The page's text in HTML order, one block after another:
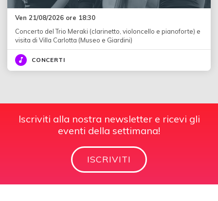
Ven 21/08/2026 ore 18:30
Concerto del Trio Meraki (clarinetto, violoncello e pianoforte) e
visita di Villa Carlotta (Museo e Giardini)
CONCERTI
Iscriviti alla nostra newsletter e ricevi gli
eventi della settimana!
ISCRIVITI